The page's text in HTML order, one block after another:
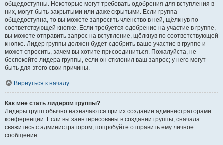
общедоступны. Некоторые могут требовать одобрения для вступления в
них, могут быть закрытыми или даже скрытыми. Если группа
общедоступна, то вы можете запросить членство в ней, щёлкнув по
соответствующей кнопке. Если требуется одобрение на участие в группе,
вы можете отправить запрос на вступление, щёлкнув по соответствующей
кнопке. Лидер группы должен будет одобрить ваше участие в группе и
может спросить, зачем вы хотите присоединиться. Пожалуйста, не
беспокойте лидера группы, если он отклонил ваш запрос; у него могут
быть для этого свои причины.
Вернуться к началу
Как мне стать лидером группы?
Лидеры групп обычно назначаются при их создании администраторами
конференции. Если вы заинтересованы в создании группы, сначала
свяжитесь с администратором; попробуйте отправить ему личное
сообщение.